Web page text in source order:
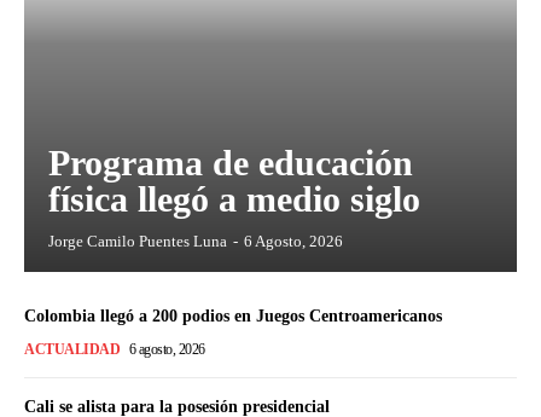
Programa de educación
física llegó a medio siglo
Jorge Camilo Puentes Luna - 6 Agosto, 2026
Colombia llegó a 200 podios en Juegos Centroamericanos
ACTUALIDAD 6 agosto, 2026
Cali se alista para la posesión presidencial